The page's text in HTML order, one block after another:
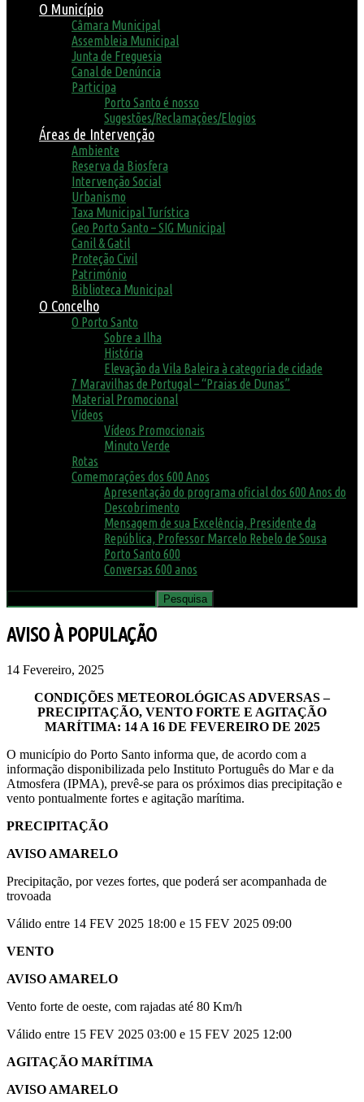
O Município
Câmara Municipal
Assembleia Municipal
Junta de Freguesia
Canal de Denúncia
Participa
Porto Santo é nosso
Sugestões/Reclamações/Elogios
Áreas de Intervenção
Ambiente
Reserva da Biosfera
Intervenção Social
Urbanismo
Taxa Municipal Turística
Geo Porto Santo – SIG Municipal
Canil & Gatil
Proteção Civil
Património
Biblioteca Municipal
O Concelho
O Porto Santo
Sobre a Ilha
História
Elevação da Vila Baleira à categoria de cidade
7 Maravilhas de Portugal – “Praias de Dunas”
Material Promocional
Vídeos
Vídeos Promocionais
Minuto Verde
Rotas
Comemorações dos 600 Anos
Apresentação do programa oficial dos 600 Anos do
Descobrimento
Mensagem de sua Excelência, Presidente da
República, Professor Marcelo Rebelo de Sousa
Porto Santo 600
Conversas 600 anos
AVISO À POPULAÇÃO
14 Fevereiro, 2025
CONDIÇÕES METEOROLÓGICAS ADVERSAS –
PRECIPITAÇÃO, VENTO FORTE E AGITAÇÃO
MARÍTIMA: 14 A 16 DE FEVEREIRO DE 2025
O município do Porto Santo informa que, de acordo com a
informação disponibilizada pelo Instituto Português do Mar e da
Atmosfera (IPMA), prevê-se para os próximos dias precipitação e
vento pontualmente fortes e agitação marítima.
PRECIPITAÇÃO
AVISO AMARELO
Precipitação, por vezes fortes, que poderá ser acompanhada de
trovoada
Válido entre 14 FEV 2025 18:00 e 15 FEV 2025 09:00
VENTO
AVISO AMARELO
Vento forte de oeste, com rajadas até 80 Km/h
Válido entre 15 FEV 2025 03:00 e 15 FEV 2025 12:00
AGITAÇÃO MARÍTIMA
AVISO AMARELO